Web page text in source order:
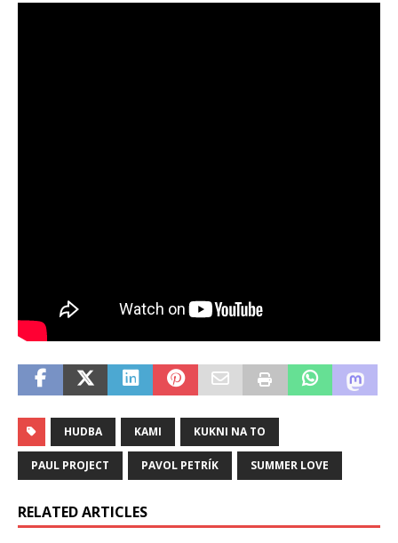
HUDBA KAMI KUKNI NA TO
PAUL PROJECT PAVOL PETRÍK SUMMER LOVE
RELATED ARTICLES